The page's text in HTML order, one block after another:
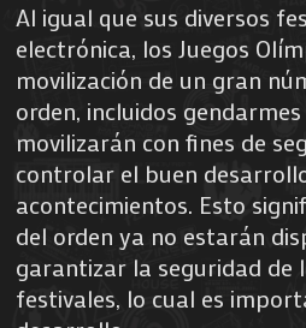
Al igual que sus diversos
electrónica, los Juegos
movilización de un gran
orden, incluidos
movilizarán con fines de
controlar el buen
acontecimientos. Esto
del orden ya no estarán
garantizar la seguridad de
festivales, lo cual es